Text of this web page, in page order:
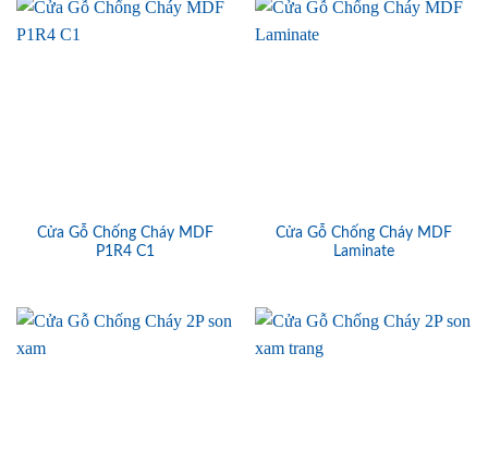
Cửa Gỗ Chống Cháy MDF
P1R4 C1
Cửa Gỗ Chống Cháy MDF
Laminate